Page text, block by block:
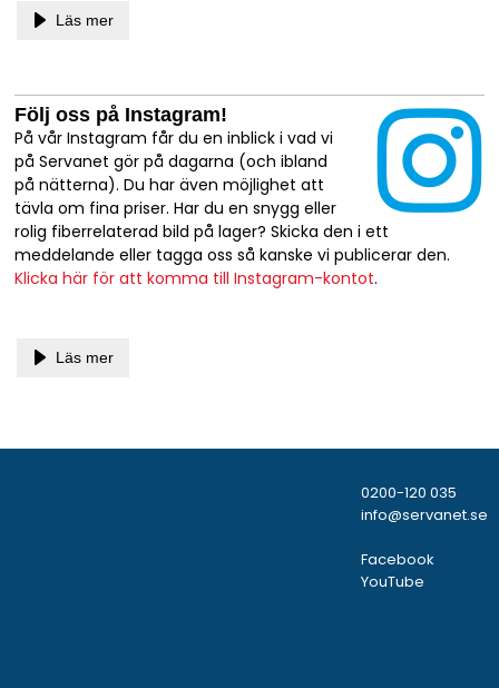
Läs mer
Följ oss på Instagram!
På vår Instagram får du en inblick i vad vi
på Servanet gör på dagarna (och ibland
på nätterna). Du har även möjlighet att
tävla om fina priser. Har du en snygg eller
rolig fiberrelaterad bild på lager? Skicka den i ett
meddelande eller tagga oss så kanske vi publicerar den.
Klicka här för att komma till Instagram-kontot.
Läs mer
0200-120 035
info@servanet.se
Facebook
YouTube